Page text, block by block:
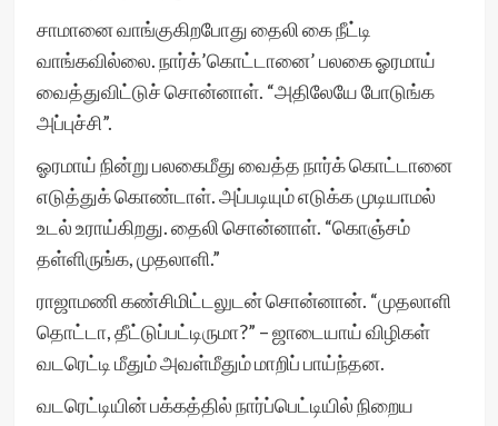
சாமானை வாங்குகிறபோது தைலி கை நீட்டி
வாங்கவில்லை. நார்க்’கொட்டானை’ பலகை ஓரமாய்
வைத்துவிட்டுச் சொன்னாள். “அதிலேயே போடுங்க
அப்புச்சி”.
ஓரமாய் நின்று பலகைமீது வைத்த நார்க் கொட்டானை
எடுத்துக் கொண்டாள். அப்படியும் எடுக்க முடியாமல்
உடல் உராய்கிறது. தைலி சொன்னாள். “கொஞ்சம்
தள்ளிருங்க, முதலாளி.”
ராஜாமணி கண்சிமிட்டலுடன் சொன்னான். “முதலாளி
தொட்டா, தீட்டுப்பட்டிருமா?” – ஜாடையாய் விழிகள்
வடரெட்டி மீதும் அவள்மீதும் மாறிப் பாய்ந்தன.
வடரெட்டியின் பக்கத்தில் நார்ப்பெட்டியில் நிறைய